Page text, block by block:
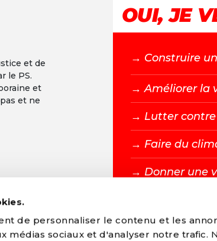
de personnaliser le contenu et les
médias sociaux et d'analyser notre trafic.
et de
le PS.
et
et ne
OUI, JE
→ Construire
→ Améliorer la
→ Lutter
→ Faire du
→ Donner une
DEVENIR